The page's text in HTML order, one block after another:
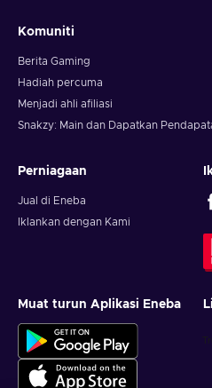
Komuniti
Berita Gaming
Hadiah percuma
Menjadi ahli afiliasi
Snakzy: Main dan Dapatkan
Perniagaan
Jual di Eneba
Iklankan dengan Kami
Muat turun Aplikasi Eneba